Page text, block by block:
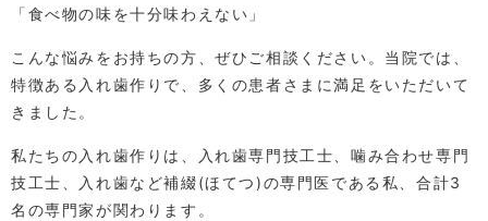
「食べ物の味を十分味わえない」
こんな悩みをお持ちの方、ぜひご相談ください。当院では、
特徴ある入れ歯作りで、多くの患者さまに満足をいただいて
きました。
私たちの入れ歯作りは、入れ歯専門技工士、噛み合わせ専門
技工士、入れ歯など補綴(ほてつ)の専門医である私、合計3
名の専門家が関わります。